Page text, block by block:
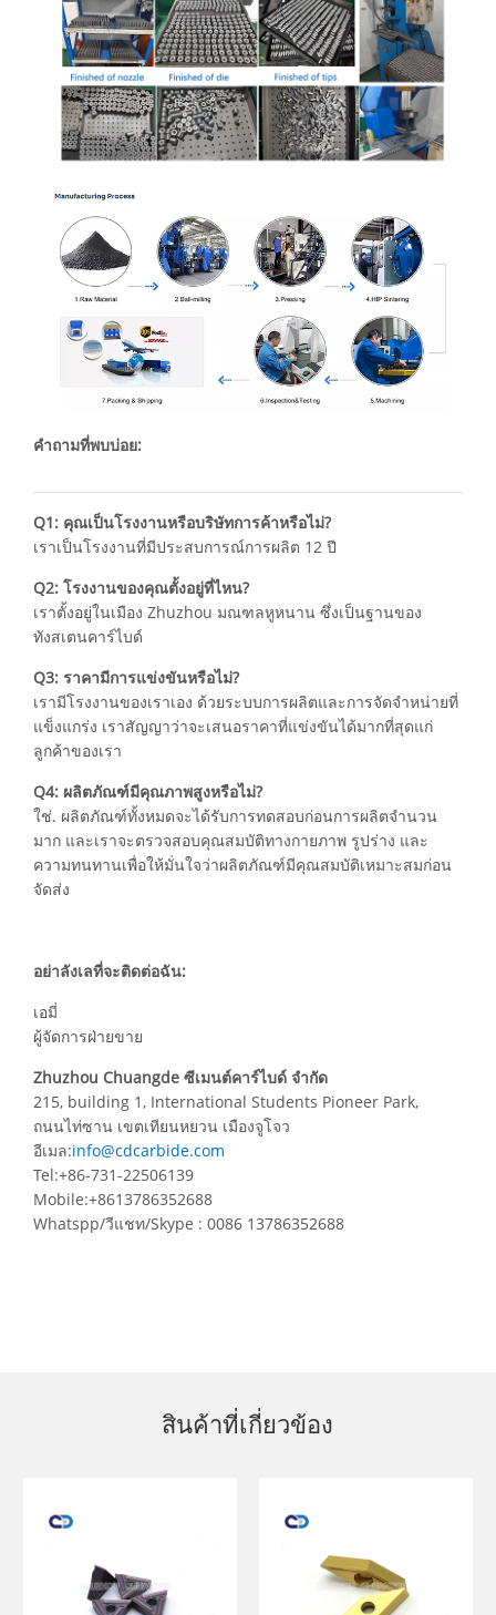
คำถามที่พบบ่อย:
Q1: คุณเป็นโรงงานหรือบริษัทการค้าหรือไม่?
เราเป็นโรงงานที่มีประสบการณ์การผลิต 12 ปี
Q2: โรงงานของคุณตั้งอยู่ที่ไหน?
เราตั้งอยู่ในเมือง Zhuzhou มณฑลหูหนาน ซึ่งเป็นฐานของ
ทังสเตนคาร์ไบด์
Q3: ราคามีการแข่งขันหรือไม่?
เรามีโรงงานของเราเอง ด้วยระบบการผลิตและการจัดจำหน่ายที่
แข็งแกร่ง เราสัญญาว่าจะเสนอราคาที่แข่งขันได้มากที่สุดแก่
ลูกค้าของเรา
Q4: ผลิตภัณฑ์มีคุณภาพสูงหรือไม่?
ใช่. ผลิตภัณฑ์ทั้งหมดจะได้รับการทดสอบก่อนการผลิตจำนวน
มาก และเราจะตรวจสอบคุณสมบัติทางกายภาพ รูปร่าง และ
ความทนทานเพื่อให้มั่นใจว่าผลิตภัณฑ์มีคุณสมบัติเหมาะสมก่อน
จัดส่ง
อย่าลังเลที่จะติดต่อฉัน:
เอมี่
ผู้จัดการฝ่ายขาย
Zhuzhou Chuangde ซีเมนต์คาร์ไบด์ จำกัด
215, building 1, International Students Pioneer Park,
ถนนไท่ซาน เขตเทียนหยวน เมืองจูโจว
อีเมล:info@cdcarbide.com
Tel:+86-731-22506139
Mobile:+8613786352688
Whatspp/วีแชท/Skype : 0086 13786352688
สินค้าที่เกี่ยวข้อง